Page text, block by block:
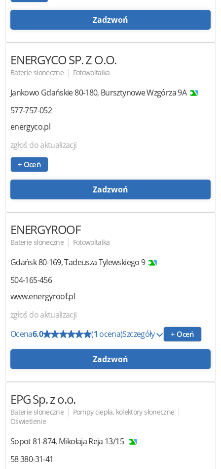
Zadzwoń
ENERGYCOSP. Z O.O.
Baterie słoneczne | Fotowoltaika
Jankowo Gdańskie80-180, Bursztynowe Wzgórza 9A
577-757-052
energyco.pl
zgłoś do aktualizacji
+ Oceń
Zadzwoń
ENERGYROOF
Baterie słoneczne | Fotowoltaika
Gdańsk80-169,Tadeusza Tylewskiego 9
504-165-456
www.energyroof.pl
zgłoś do aktualizacji
Ocena6.0 (1 ocena)Szczegóły + Oceń
Zadzwoń
EPGSp. z o.o.
Baterie słoneczne | Pompy ciepła, kolektory słoneczne |
Oświetlenie
Sopot81-874, Mikołaja Reja 13/15
58 380-31-41